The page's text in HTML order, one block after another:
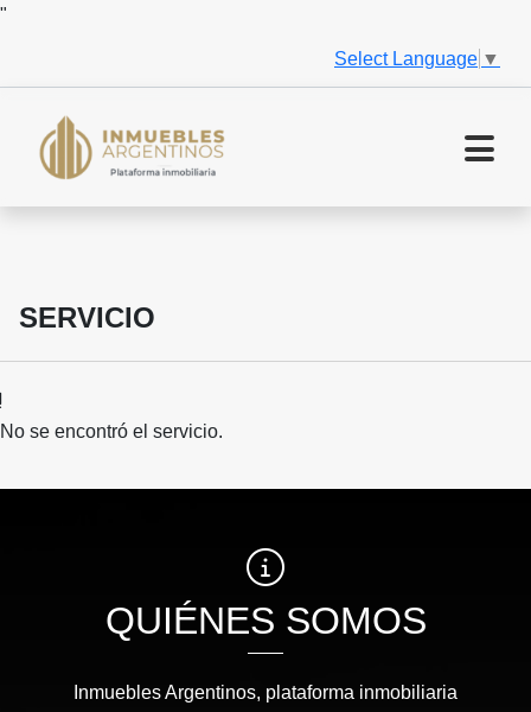
"
Select Language ▼
SERVICIO
No se encontró el servicio.
QUIÉNES SOMOS
Inmuebles Argentinos, plataforma inmobiliaria